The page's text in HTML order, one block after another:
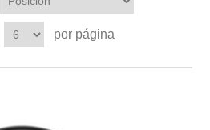
por página